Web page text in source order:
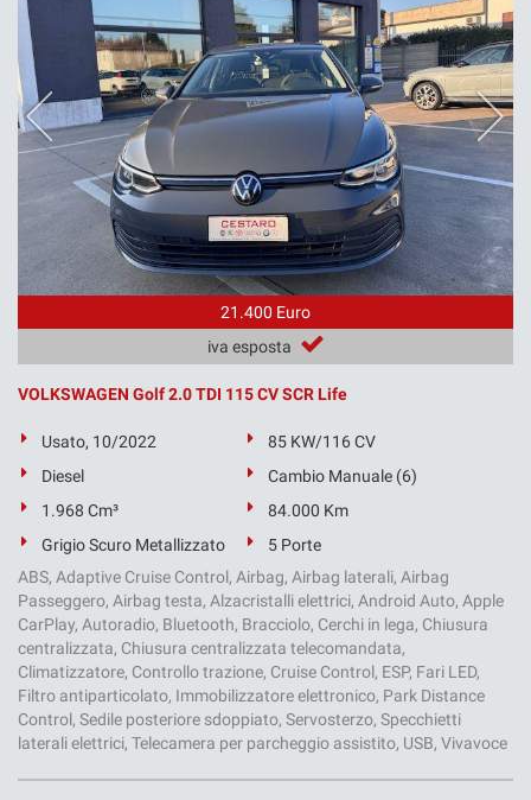
21.400 Euro
iva esposta
VOLKSWAGEN Golf 2.0 TDI 115 CV SCR Life
Usato, 10/2022
85 KW/116 CV
Diesel
Cambio Manuale (6)
1.968 Cm³
84.000 Km
Grigio Scuro Metallizzato
5 Porte
ABS, Adaptive Cruise Control, Airbag, Airbag laterali, Airbag
Passeggero, Airbag testa, Alzacristalli elettrici, Android Auto, Apple
CarPlay, Autoradio, Bluetooth, Bracciolo, Cerchi in lega, Chiusura
centralizzata, Chiusura centralizzata telecomandata,
Climatizzatore, Controllo trazione, Cruise Control, ESP, Fari LED,
Filtro antiparticolato, Immobilizzatore elettronico, Park Distance
Control, Sedile posteriore sdoppiato, Servosterzo, Specchietti
laterali elettrici, Telecamera per parcheggio assistito, USB, Vivavoce